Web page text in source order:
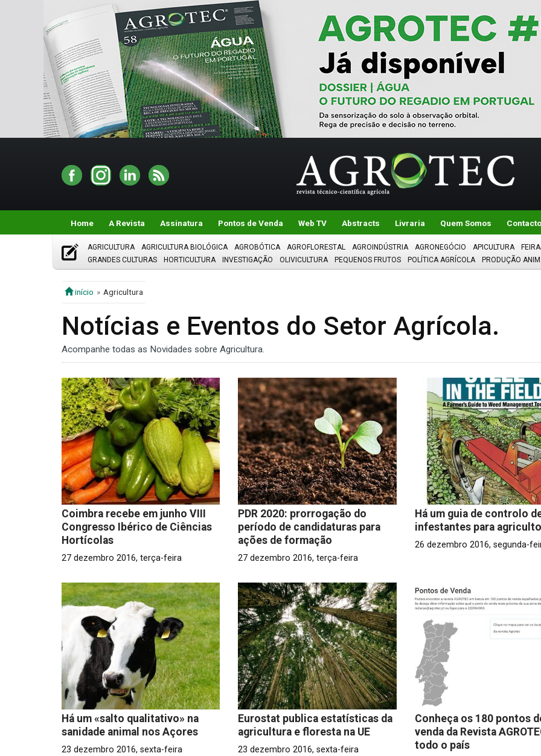
Home A Revista Assinatura Pontos de Venda Web TV Abstracts Livraria Quem Somos
AGRICULTURA AGRICULTURA BIOLÓGICA AGROBÓTICA AGROFLORESTAL AGROINDÚSTRIA AGRONEGÓCIO APICULTURA
GRANDES CULTURAS
HORTICULTURA INVESTIGAÇÃO OLIVICULTURA PEQUENOS FRUTOS POLÍTICA AGRÍCOLA PRODUÇÃO
início Agricultura
Notícias e Eventos do Setor Agrícola.
Acompanhe todas as Novidades sobre Agricultura.
Coimbra recebe em junho VIII
Congresso Ibérico de Ciências
Hortícolas
27 dezembro 2016, terça-feira
PDR 2020: prorrogação do
período de candidaturas para
ações de formação
27 dezembro 2016, terça-feira
Há um guia de controlo
infestantes para
26 dezembro 2016, segunda-
Há um «salto qualitativo» na
sanidade animal nos Açores
23 dezembro 2016, sexta-feira
Eurostat publica estatísticas da
agricultura e floresta na UE
23 dezembro 2016, sexta-feira
Conheça os 180 pontos
venda da Revista
todo o país